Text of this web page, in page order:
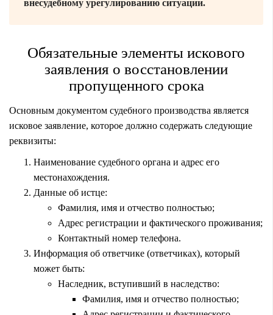
внесудебному урегулированию ситуации.
Обязательные элементы искового
заявления о восстановлении
пропущенного срока
Основным документом судебного производства является
исковое заявление, которое должно содержать следующие
реквизиты:
Наименование судебного органа и адрес его
местонахождения.
Данные об истце:
Фамилия, имя и отчество полностью;
Адрес регистрации и фактического проживания;
Контактный номер телефона.
Информация об ответчике (ответчиках), который
может быть:
Наследник, вступивший в наследство:
Фамилия, имя и отчество полностью;